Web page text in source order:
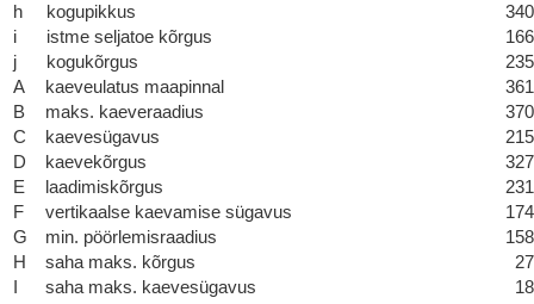
h
kogupikkus
i
istme seljatoe kõrgus
j
kogukõrgus
A
kaeveulatus maapinnal
B
maks. kaeveraadius
C
kaevesügavus
D
kaevekõrgus
E
laadimiskõrgus
F
vertikaalse kaevamise sügavus
G
min. pöörlemisraadius
H
saha maks. kõrgus
I
saha maks. kaevesügavus